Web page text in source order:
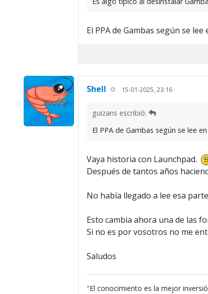
El PPA de Gambas según se
Shell 15-01-2025, 23:16
guizans escribió:
El PPA de Gambas según se lee
Vaya historia con Launchpad.
Después de tantos años
No había llegado a lee esa
Esto cambia ahora una de las
Si no es por vosotros no me
Saludos
"El conocimiento es la mejor